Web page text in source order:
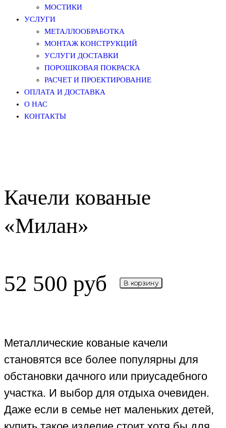
МОСТИКИ
УСЛУГИ
МЕТАЛЛООБРАБОТКА
МОНТАЖ КОНСТРУКЦИЙ
УСЛУГИ ДОСТАВКИ
ПОРОШКОВАЯ ПОКРАСКА
РАСЧЕТ И ПРОЕКТИРОВАНИЕ
ОПЛАТА И ДОСТАВКА
О НАС
КОНТАКТЫ
Качели кованые
«Милан»
52 500 руб В корзину
Металлические кованые качели
становятся все более популярны для
обстановки дачного или приусадебного
участка. И выбор для отдыха очевиден.
Даже если в семье нет маленьких детей,